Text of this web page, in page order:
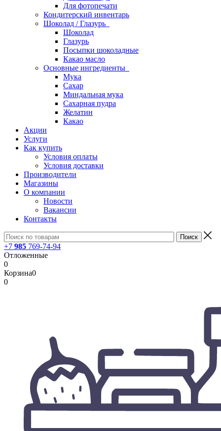
Для фотопечати
Кондитерский инвентарь
Шоколад / Глазурь
Шоколад
Глазурь
Посыпки шоколадные
Какао масло
Основные ингредиенты
Мука
Сахар
Миндальная мука
Сахарная пудра
Желатин
Какао
Акции
Услуги
Как купить
Условия оплаты
Условия доставки
Производители
Магазины
О компании
Новости
Вакансии
Контакты
+7 985 769-74-94
Отложенные
0
Корзина0
0